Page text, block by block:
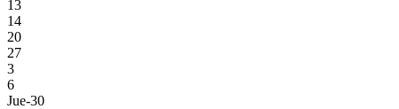
13
14
20
27
3
6
Jue-30